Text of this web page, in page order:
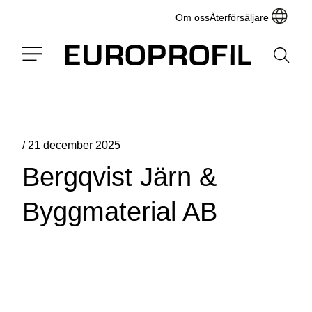
Om ossÅterförsäljare
/ 21 december 2025
Bergqvist Järn &
Byggmaterial AB